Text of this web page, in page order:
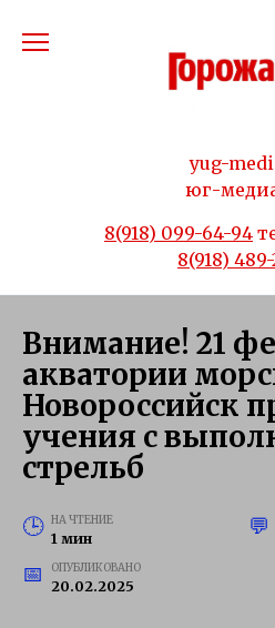
yug-
юг-
8(918) 099-64-94
8(918)
Внимание! 21
акватории
Новороссийск
учения с
стрельб
НА ЧТЕНИЕ
1 мин
ОПУБЛИКОВАНО
20.02.2025